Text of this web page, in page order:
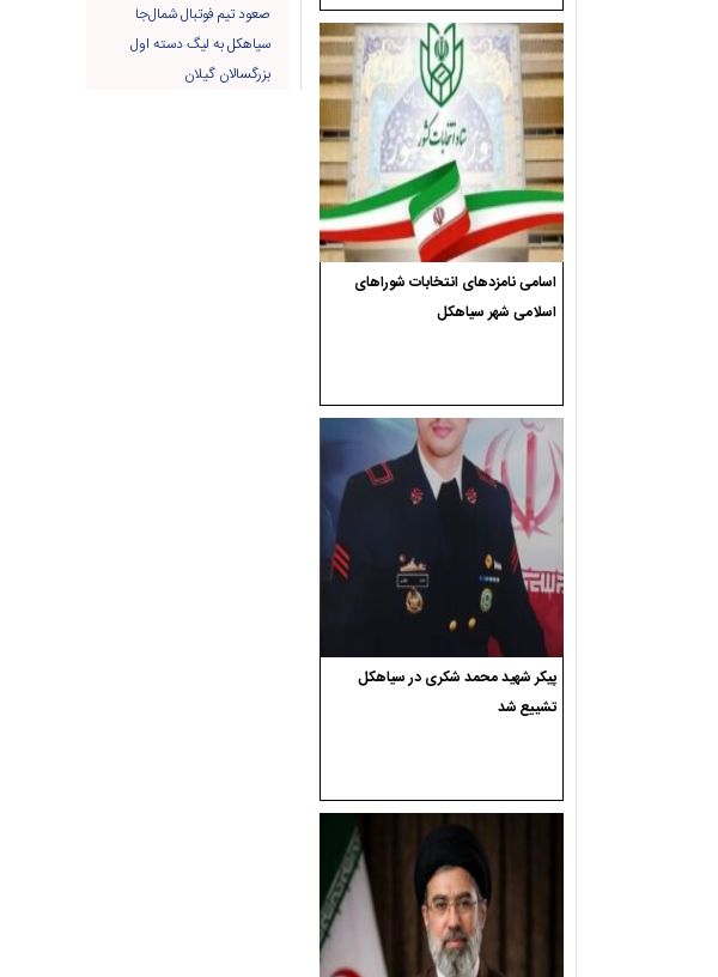
اسامی نامزدهای انتخابات شوراهای
اسلامی شهر سیاهکل
پیکر شهید محمد شکری در سیاهکل
تشییع شد
صعود تیم فوتبال شمال‌جا‌
سیاهکل به لیگ دسته اول
بزرگسالان گیلان